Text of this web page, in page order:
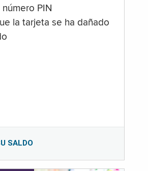
PIN
la tarjeta se ha dañado
SALDO